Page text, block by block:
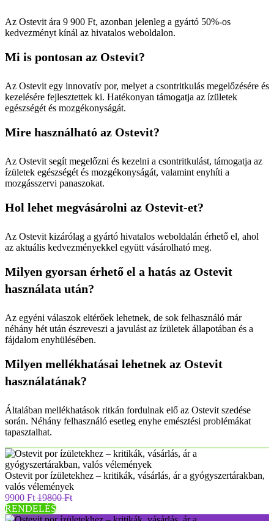
Az Ostevit ára 9 900 Ft, azonban jelenleg a gyártó 50%-os
kedvezményt kínál az hivatalos weboldalon.
Mi is pontosan az Ostevit?
Az Ostevit egy innovatív por, melyet a csontritkulás megelőzésére és
kezelésére fejlesztettek ki. Hatékonyan támogatja az ízületek
egészségét és mozgékonyságát.
Mire használható az Ostevit?
Az Ostevit segít megelőzni és kezelni a csontritkulást, támogatja az
ízületek egészségét és mozgékonyságát, valamint enyhíti a
mozgásszervi panaszokat.
Hol lehet megvásárolni az Ostevit-et?
Az Ostevit kizárólag a gyártó hivatalos weboldalán érhető el, ahol
az aktuális kedvezményekkel együtt vásárolható meg.
Milyen gyorsan érhető el a hatás az Ostevit
használata után?
Az egyéni válaszok eltérőek lehetnek, de sok felhasználó már
néhány hét után észreveszi a javulást az ízületek állapotában és a
fájdalom enyhülésében.
Milyen mellékhatásai lehetnek az Ostevit
használatának?
Általában mellékhatások ritkán fordulnak elő az Ostevit szedése
során. Néhány felhasználó esetleg enyhe emésztési problémákat
tapasztalhat.
Ostevit por ízületekhez – kritikák, vásárlás, ár a gyógyszertárakban,
valós vélemények
9900 Ft 19800 Ft
RENDELÉS